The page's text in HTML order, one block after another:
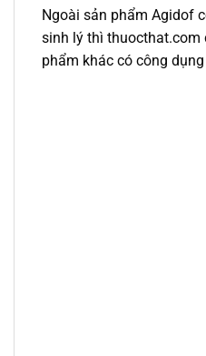
Ngoài sản phẩm Agidof
sinh lý thì thuocthat.com
phẩm khác có công